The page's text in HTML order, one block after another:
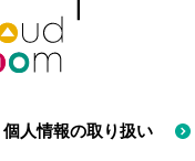
個人情報の取り扱い